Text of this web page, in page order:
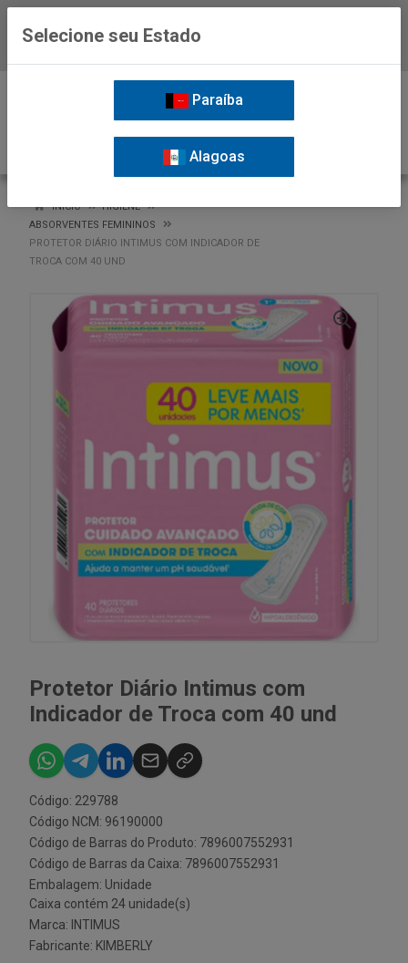
INÍCIO
HIGIENE
ABSORVENTES FEMININOS
PROTETOR DIÁRIO INTIMUS COM INDICADOR DE
TROCA COM 40 UND
Protetor Diário Intimus com
Indicador de Troca com 40 und
Código: 229788
Código NCM: 96190000
Código de Barras do Produto: 7896007552931
Código de Barras da Caixa: 7896007552931
Embalagem: Unidade
Caixa contém 24 unidade(s)
Marca: INTIMUS
Fabricante: KIMBERLY
Selecione seu Estado
Paraíba
Alagoas